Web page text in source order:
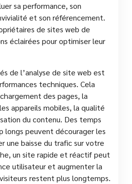
sa performance, son
et son référencement.
de sites web de
éclairées pour optimiser leur
de l’analyse de site web est
techniques. Cela
des pages, la
appareils mobiles, la qualité
du contenu. Des temps
longs peuvent décourager les
une baisse du trafic sur votre
un site rapide et réactif peut
utilisateur et augmenter la
restent plus longtemps.